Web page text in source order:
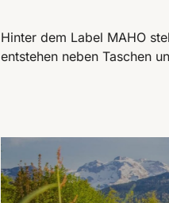
Hinter dem Label MAHO
entstehen neben Taschen